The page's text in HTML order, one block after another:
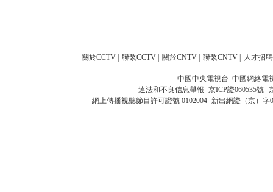
關於CCTV 聯繫CCTV 關於CNTV 聯繫CNTV 人才招聘
中國中央電視台 中國網絡電
違法和不良信息舉報 京ICP證060535號
網上傳播視聽節目許可證號 0102004 新出網證（京）